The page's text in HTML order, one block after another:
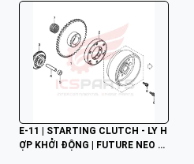
E-11 | STARTING CLUTCH - LY H
ỢP KHỞI ĐỘNG | FUTURE NEO K